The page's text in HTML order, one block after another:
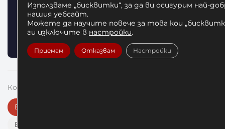
размер
💳 Плащане при доставка, онлайн или на
изплащане с TBI Bank
Комплектувай екипировката си:
Всички Venum продукти
Бинтове Venum Blue (в тон)
Използваме „бисквитки“, за да ви осигурим най-
нашия уебсайт.
Можете да научите повече за това кои
ги изключите в настройки.
Приемам Отказвам Настройки